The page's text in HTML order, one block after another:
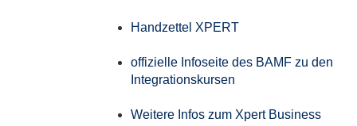
Handzettel XPERT
offizielle Infoseite des BAMF zu den
Integrationskursen
Weitere Infos zum Xpert Business